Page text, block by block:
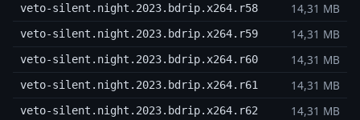
veto-silent.night.2023.bdrip.x264.r58 14,31 MB
veto-silent.night.2023.bdrip.x264.r59 14,31 MB
veto-silent.night.2023.bdrip.x264.r60 14,31 MB
veto-silent.night.2023.bdrip.x264.r61 14,31 MB
veto-silent.night.2023.bdrip.x264.r62 14,31 MB